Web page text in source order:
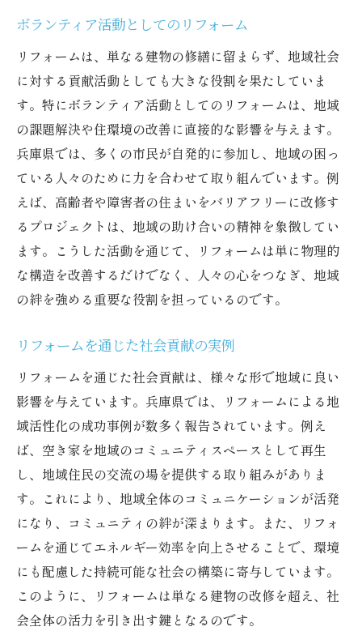
ボランティア活動としてのリフォーム
リフォームは、単なる建物の修繕に留まらず、地域社会
に対する貢献活動としても大きな役割を果たしていま
す。特にボランティア活動としてのリフォームは、地域
の課題解決や住環境の改善に直接的な影響を与えます。
兵庫県では、多くの市民が自発的に参加し、地域の困っ
ている人々のために力を合わせて取り組んでいます。例
えば、高齢者や障害者の住まいをバリアフリーに改修す
るプロジェクトは、地域の助け合いの精神を象徴してい
ます。こうした活動を通じて、リフォームは単に物理的
な構造を改善するだけでなく、人々の心をつなぎ、地域
の絆を強める重要な役割を担っているのです。
リフォームを通じた社会貢献の実例
リフォームを通じた社会貢献は、様々な形で地域に良い
影響を与えています。兵庫県では、リフォームによる地
域活性化の成功事例が数多く報告されています。例え
ば、空き家を地域のコミュニティスペースとして再生
し、地域住民の交流の場を提供する取り組みがありま
す。これにより、地域全体のコミュニケーションが活発
になり、コミュニティの絆が深まります。また、リフォ
ームを通じてエネルギー効率を向上させることで、環境
にも配慮した持続可能な社会の構築に寄与しています。
このように、リフォームは単なる建物の改修を超え、社
会全体の活力を引き出す鍵となるのです。